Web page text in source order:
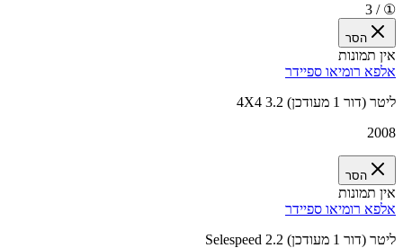
①
/ 3
הסר
אין תמונות
אלפא רומיאו ספיידר
4X4 3.2 ליטר (דור 1 מעודכן)
2008
הסר
אין תמונות
אלפא רומיאו ספיידר
Selespeed 2.2 ליטר (דור 1 מעודכן)